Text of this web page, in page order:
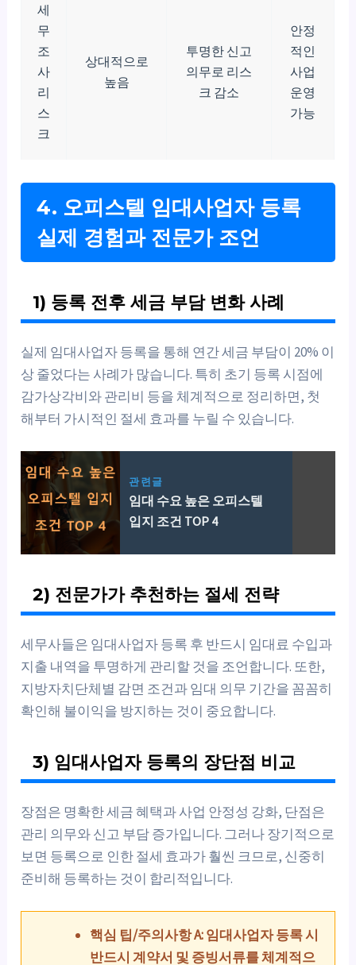
세
무
조
사
리
스
크
상대적으로
높음
투명한 신고
의무로 리스
크 감소
안정
적인
사업
운영
가능
4. 오피스텔 임대사업자 등록
실제 경험과 전문가 조언
1) 등록 전후 세금 부담 변화 사례
실제 임대사업자 등록을 통해 연간 세금 부담이 20% 이
상 줄었다는 사례가 많습니다. 특히 초기 등록 시점에
감가상각비와 관리비 등을 체계적으로 정리하면, 첫
해부터 가시적인 절세 효과를 누릴 수 있습니다.
관련글
임대 수요 높은 오피스텔
입지 조건 TOP 4
2) 전문가가 추천하는 절세 전략
세무사들은 임대사업자 등록 후 반드시 임대료 수입과
지출 내역을 투명하게 관리할 것을 조언합니다. 또한,
지방자치단체별 감면 조건과 임대 의무 기간을 꼼꼼히
확인해 불이익을 방지하는 것이 중요합니다.
3) 임대사업자 등록의 장단점 비교
장점은 명확한 세금 혜택과 사업 안정성 강화, 단점은
관리 의무와 신고 부담 증가입니다. 그러나 장기적으로
보면 등록으로 인한 절세 효과가 훨씬 크므로, 신중히
준비해 등록하는 것이 합리적입니다.
핵심 팁/주의사항 A: 임대사업자 등록 시
반드시 계약서 및 증빙서류를 체계적으